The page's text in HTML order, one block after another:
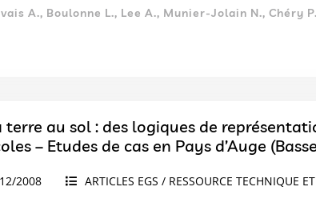
A., Boulonne L., Lee A., Munier-Jolain N., Chéry
terre au sol : des logiques de
– Etudes de cas en Pays d’Auge
2008 ARTICLES EGS / RESSOURCE TECHNIQUE